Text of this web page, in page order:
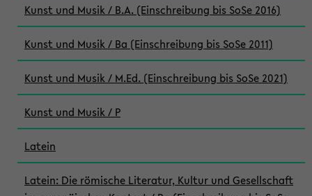
Kunst und Musik / B.A. (Einschreibung bis SoSe 2016)
Kunst und Musik / Ba (Einschreibung bis SoSe 2011)
Kunst und Musik / M.Ed. (Einschreibung bis SoSe 2021)
Kunst und Musik / P
Latein
Latein: Die römische Literatur, Kultur und Gesellschaft